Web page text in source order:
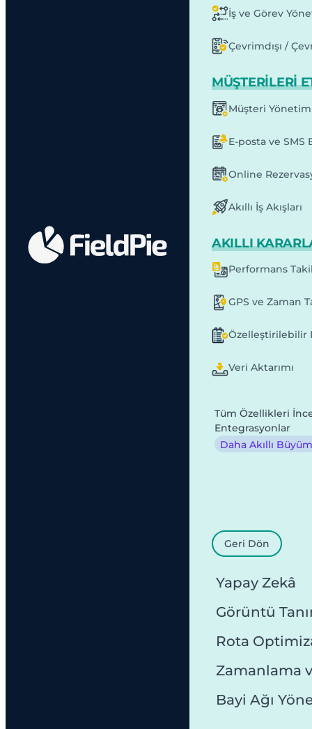
İş ve Görev
Çevrimdışı /
MÜŞTERILERI
Müşteri
E-posta ve
Online
Akıllı İş Akışları
AKILLI
Performans
GPS ve Zaman
Özelleştirilebilir
Veri Aktarımı
Tüm Özellikleri
Entegrasyonlar
Daha Akıllı
Geri Dön
Yapay Zekâ
Görüntü
Rota
Zamanlama
Bayi Ağı